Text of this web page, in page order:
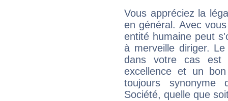
Vous appréciez la
en général. Avec
entité humaine peut
à merveille diriger.
dans votre cas est
excellence et un
toujours synonyme
Société, quelle que